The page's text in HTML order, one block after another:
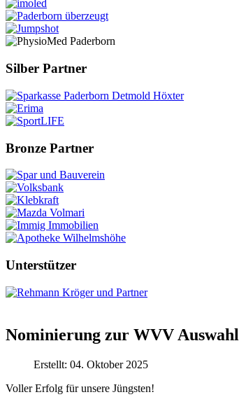
Silber Partner
Bronze Partner
Unterstützer
Nominierung zur WVV
Erstellt: 04. Oktober 2025
Voller Erfolg für unsere Jüngsten!